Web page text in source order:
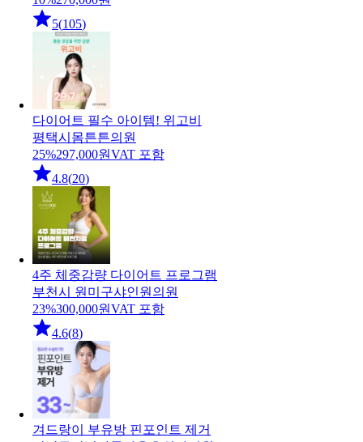
5(105)
다이어트 필수 아이템! 위고비
평택시 몸튼튼의원
25%297,000원VAT 포함
4.8(20)
4주 체중감량 다이어트 프로그램
부천시 원미구샤인원의원
23%300,000원VAT 포함
4.6(8)
겨드랑이 부유방 핀포인트 제거